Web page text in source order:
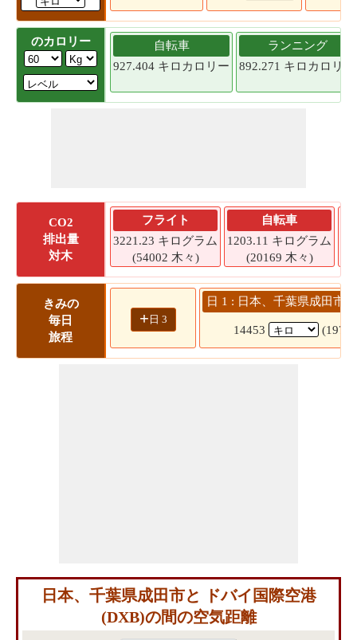
のカロリー
自転車
927.404 キロカロリー
ランニング
892.271 キロカロリー
CO2
排出量
対木
フライト
3221.23 キログラム
(54002 木々)
自転車
1203.11 キログラム
(20169 木々)
きみの
毎日
旅程
+ 日 3
日 1 : 日本、千葉県成田市
14453 (197
日本、千葉県成田市と ドバイ国際空港
(DXB)の間の空気距離